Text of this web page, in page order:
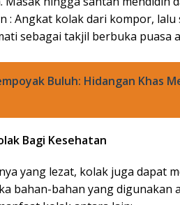
: Angkat kolak dari kompor,
sebagai takjil berbuka puasa
Buluh: Hidangan Khas
Bagi Kesehatan
yang lezat, kolak juga dapat
bahan-bahan yang digunakan